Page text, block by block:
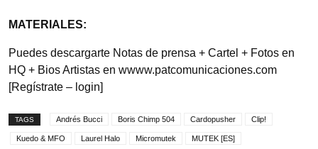
MATERIALES:
Puedes descargarte Notas de prensa + Cartel + Fotos en
HQ + Bios Artistas en wwww.patcomunicaciones.com
[Regístrate – login]
TAGS Andrés Bucci Boris Chimp 504 Cardopusher Clip!
Kuedo & MFO Laurel Halo Micromutek MUTEK [ES]